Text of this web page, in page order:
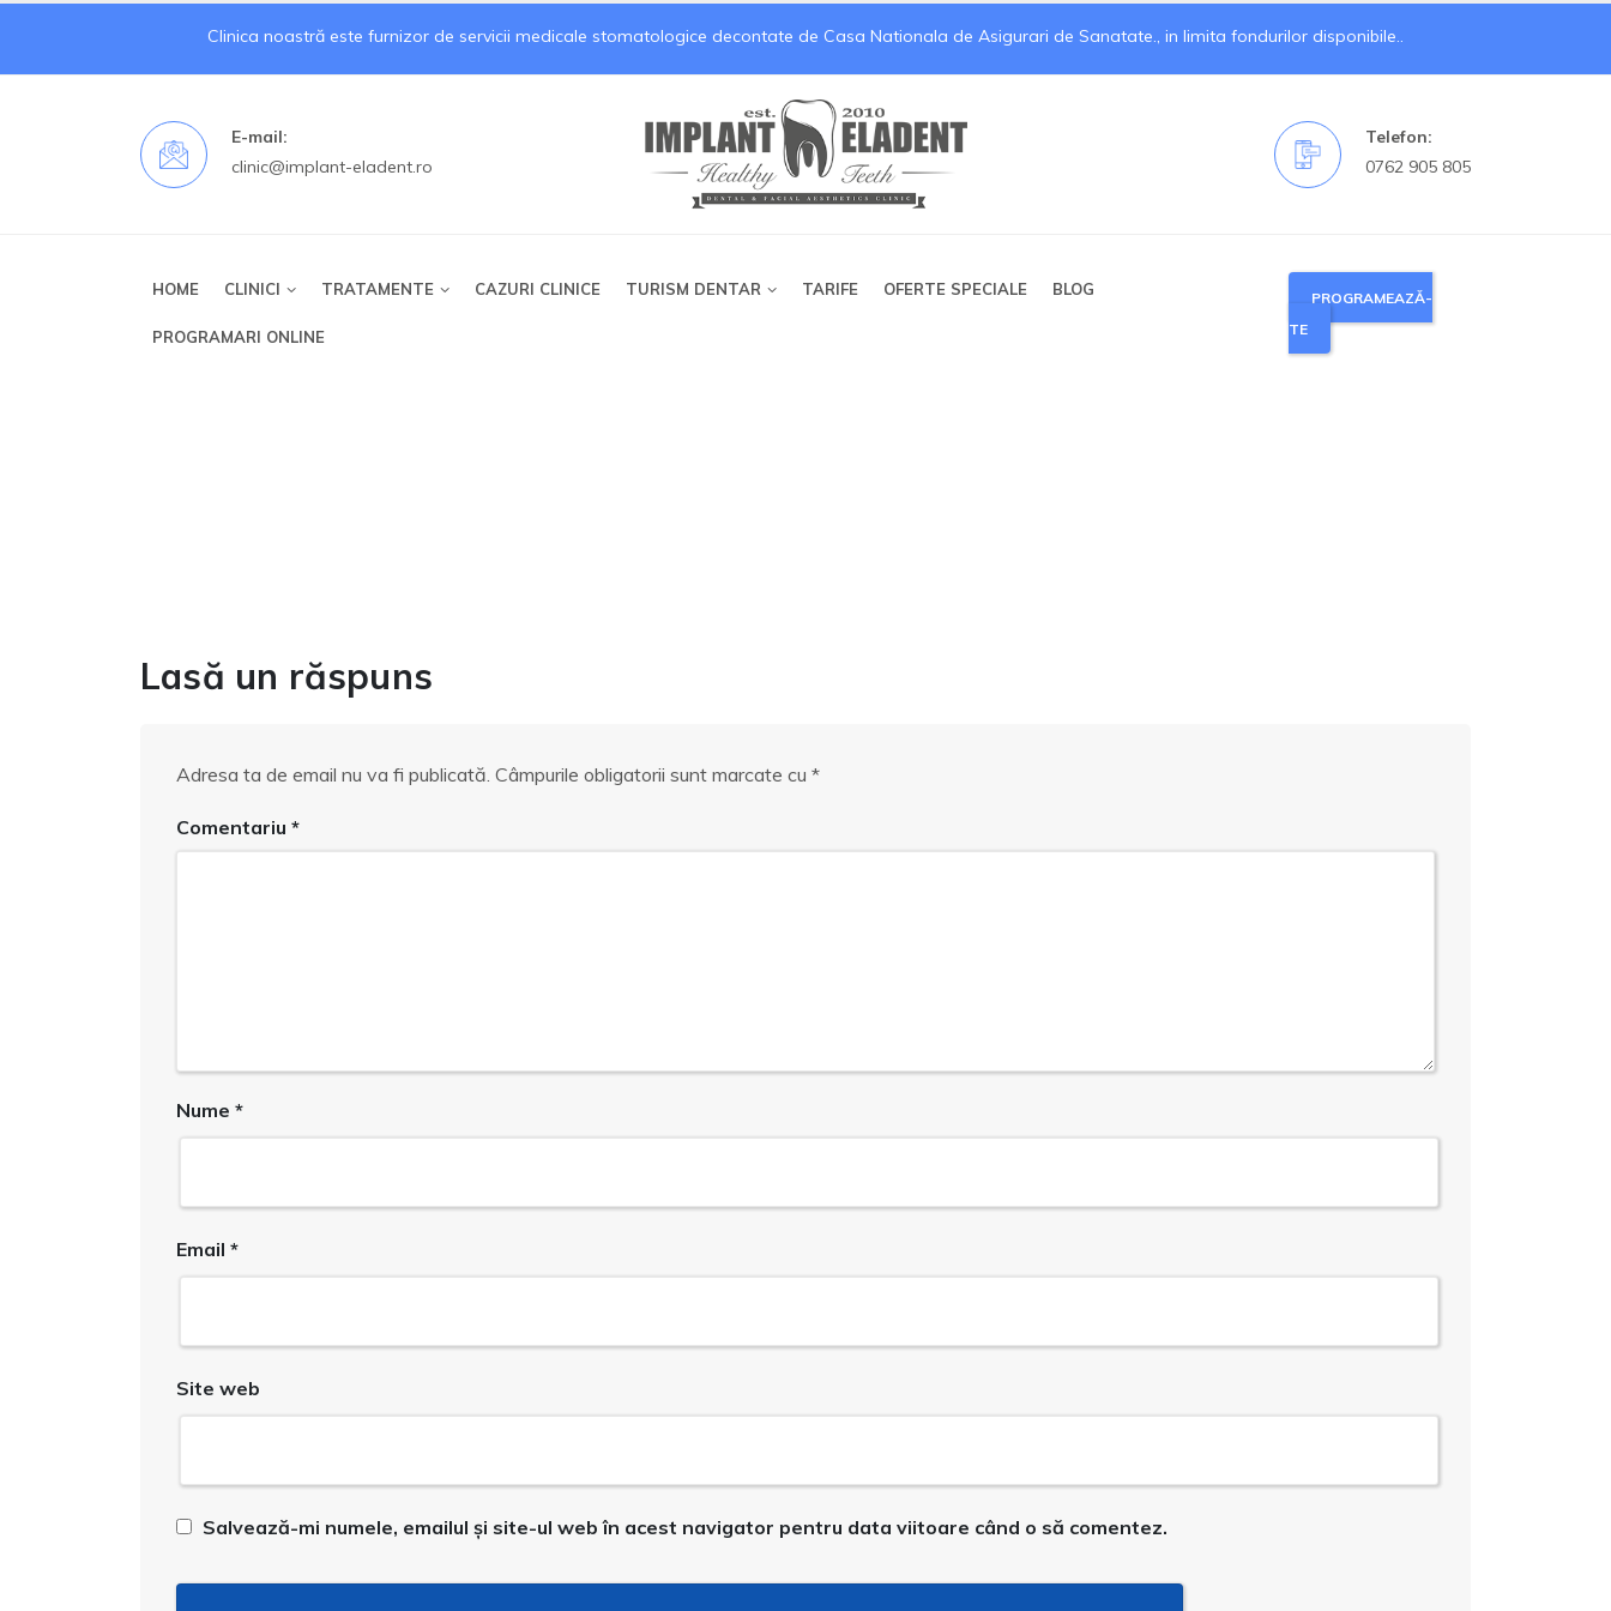
Clinica noastră este furnizor de servicii medicale stomatologice decontate de Casa Nationala de Asigurari de Sanatate., in limita fondurilor disponibile..
E-mail:
clinic@implant-eladent.ro
Telefon:
0762 905 805
HOME CLINICI TRATAMENTE CAZURI CLINICE TURISM DENTAR TARIFE OFERTE SPECIALE BLOG
PROGRAMARI ONLINE
PROGRAMEAZĂ-
TE
Lasă un răspuns
Adresa ta de email nu va fi publicată. Câmpurile obligatorii sunt marcate cu *
Comentariu *
Nume *
Email *
Site web
Salvează-mi numele, emailul și site-ul web în acest navigator pentru data viitoare când o să comentez.